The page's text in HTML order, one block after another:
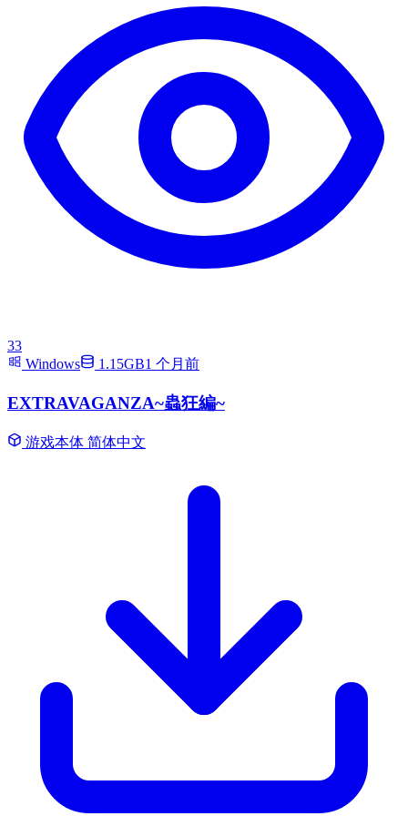
33
Windows
1.15GB1 个月前
EXTRAVAGANZA~蟲狂編~
游戏本体 简体中文